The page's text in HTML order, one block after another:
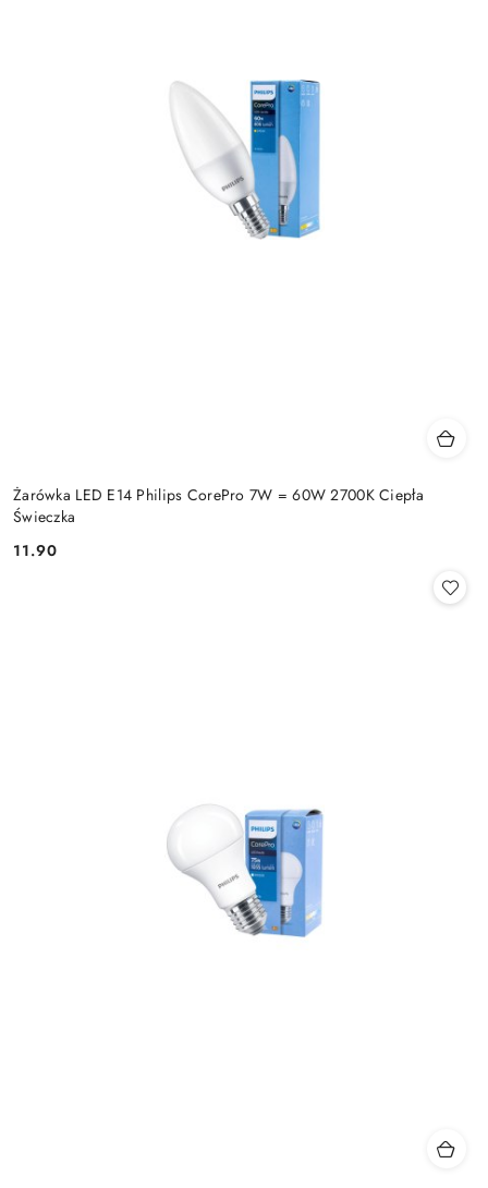
Żarówka LED E14 Philips CorePro 7W = 60W 2700K Ciepła
Świeczka
Cena:
11.90